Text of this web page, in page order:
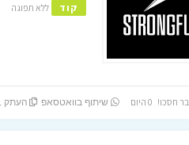
קוד ללא תפוגה
שיתוף בוואטסאפ העתק URL